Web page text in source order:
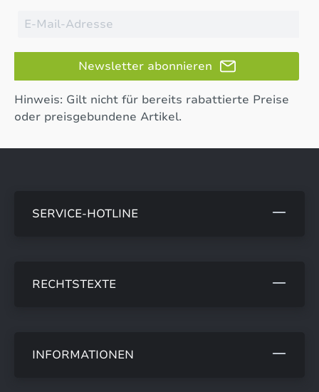
Newsletter abonnieren
Hinweis: Gilt nicht für bereits rabattierte Preise
oder preisgebundene Artikel.
SERVICE-HOTLINE
RECHTSTEXTE
INFORMATIONEN